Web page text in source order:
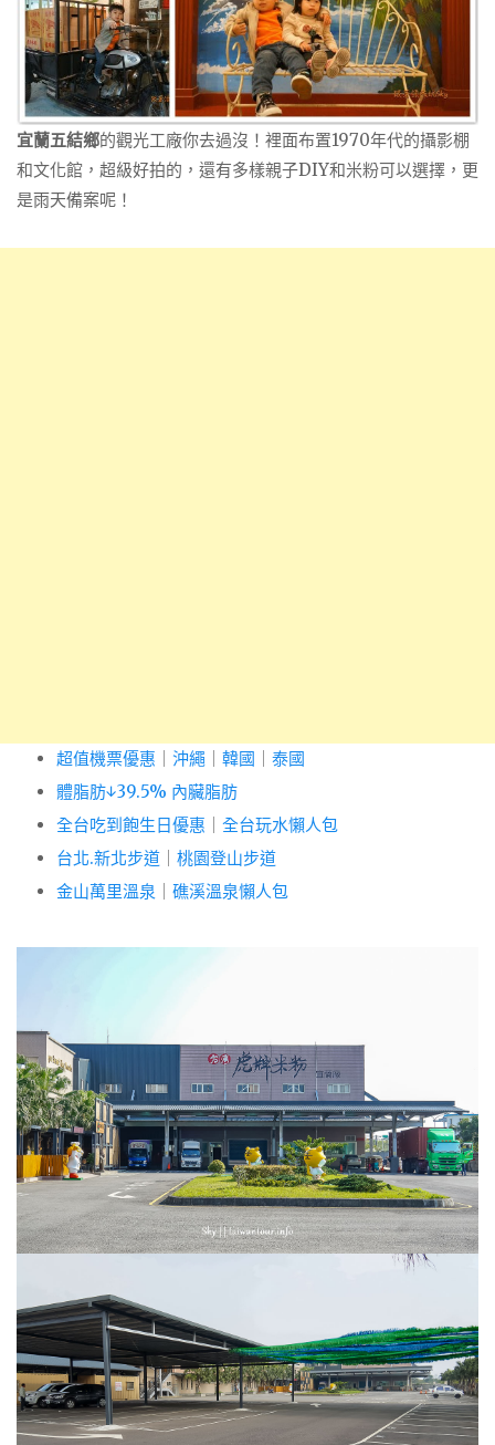
宜蘭五結鄉的觀光工廠你去過沒！裡面布置1970年代的攝影棚
和文化館，超級好拍的，還有多樣親子DIY和米粉可以選擇，更
是雨天備案呢！
超值機票優惠 沖繩 韓國
泰國
體脂肪↓39.5% 內臟脂肪
全台吃到飽生日優惠
全台玩水懶人包
台北.新北步道
桃園登山步道
金山萬里溫泉
礁溪溫泉懶人包